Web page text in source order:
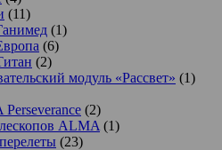
(11)
(1)
(6)
(2)
модуль «Рассвет» (1)
(2)
ALMA (1)
(23)